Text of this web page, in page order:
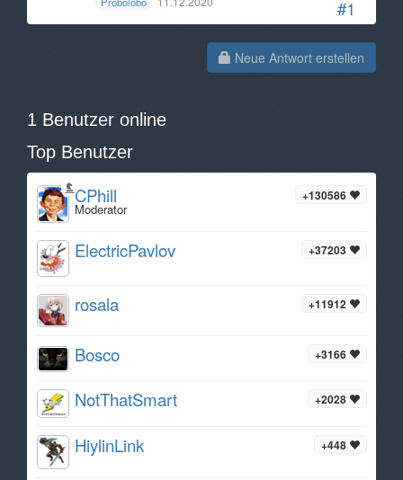
#1
Neue Antwort erstellen
1 Benutzer online
Top Benutzer
+130586
CPhill
Moderator
+37203
ElectricPavlov
+11912
rosala
+3166
Bosco
+2028
NotThatSmart
+448
HiylinLink